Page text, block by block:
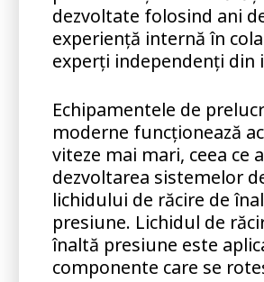
dezvoltate folosind ani
experiență internă în
experți independenți din
Echipamentele de
moderne funcționează
viteze mai mari, ceea ce
dezvoltarea sistemelor
lichidului de răcire de
presiune. Lichidul de
înaltă presiune este
componente care se